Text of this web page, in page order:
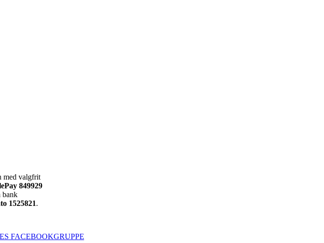
med valgfrit
849929
bank
1525821.
FACEBOOKGRUPPE